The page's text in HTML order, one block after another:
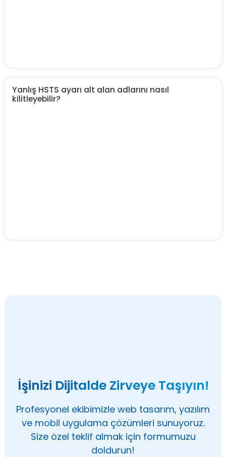
Yanlış HSTS ayarı alt alan adlarını nasıl
kilitleyebilir?
İşinizi Dijitalde Zirveye Taşıyın!
Profesyonel ekibimizle web tasarım, yazılım
ve mobil uygulama çözümleri sunuyoruz.
Size özel teklif almak için formumuzu
doldurun!